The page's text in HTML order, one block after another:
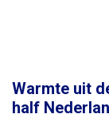
Warmte uit
half